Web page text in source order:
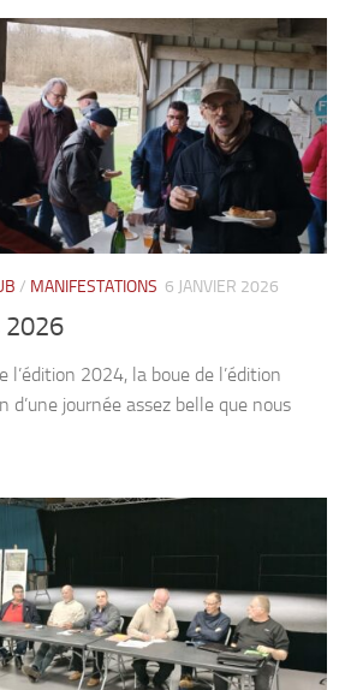
/ MANIFESTATIONS 6 JANVIER 2026
2026
l’édition 2024, la boue de l’édition
d’une journée assez belle que nous